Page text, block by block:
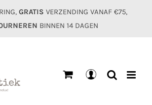
GRATIS VERZENDING VANAF €75,
BINNEN 14 DAGEN